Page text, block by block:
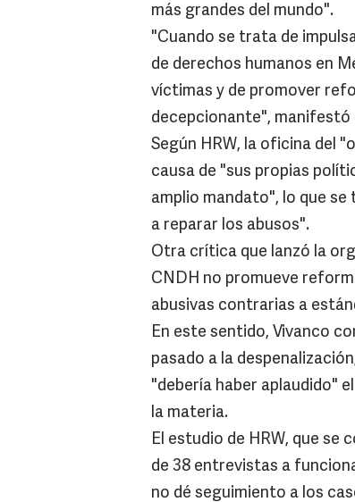
más grandes del mundo".
"Cuando se trata de
de derechos humanos en
víctimas y de promover
decepcionante", manifestó
Según HRW, la oficina del
causa de "sus propias
amplio mandato", lo que
a reparar los abusos".
Otra crítica que lanzó la
CNDH no promueve
abusivas contrarias a
En este sentido, Vivanco
pasado a la
"debería haber aplaudido"
la materia.
El estudio de HRW, que se
de 38 entrevistas a
no dé seguimiento a los